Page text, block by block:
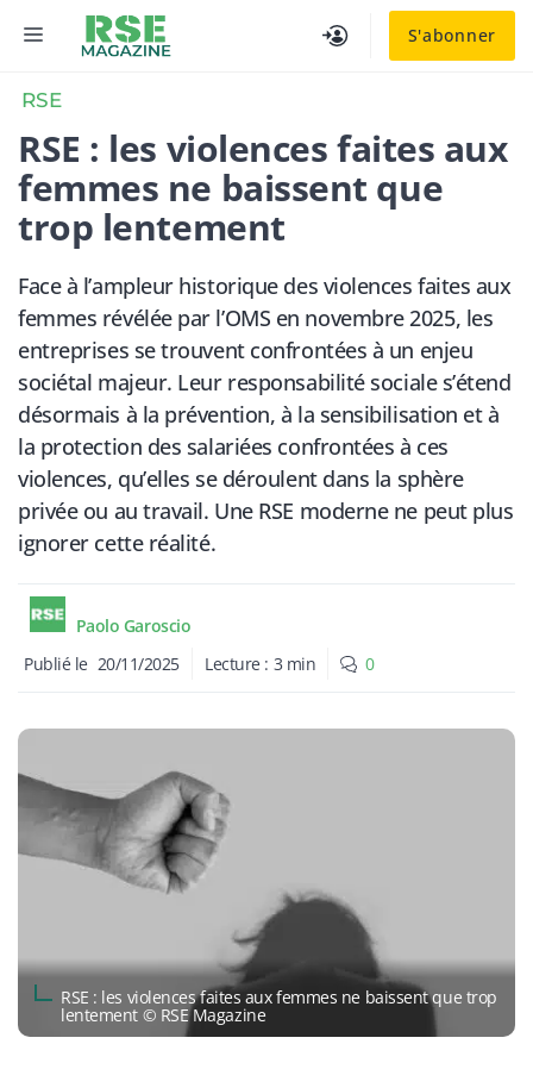
S'abonner
MENU
RSE
RSE : les violences faites aux
femmes ne baissent que
trop lentement
Face à l’ampleur historique des violences faites aux
femmes révélée par l’OMS en novembre 2025, les
entreprises se trouvent confrontées à un enjeu
sociétal majeur. Leur responsabilité sociale s’étend
désormais à la prévention, à la sensibilisation et à
la protection des salariées confrontées à ces
violences, qu’elles se déroulent dans la sphère
privée ou au travail. Une RSE moderne ne peut plus
ignorer cette réalité.
Paolo Garoscio
Publié le 20/11/2025 Lecture : 3 min 0
RSE : les violences faites aux femmes ne baissent que trop
lentement © RSE Magazine